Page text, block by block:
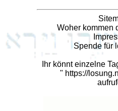
Woher kommen
Spende für
Ihr könnt einzelne
" https://